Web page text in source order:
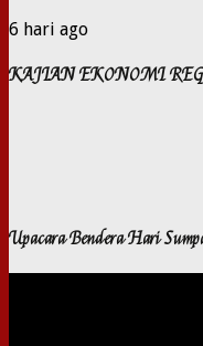
6 hari ago
KAJIAN EKONOMI
Upacara Bendera Hari